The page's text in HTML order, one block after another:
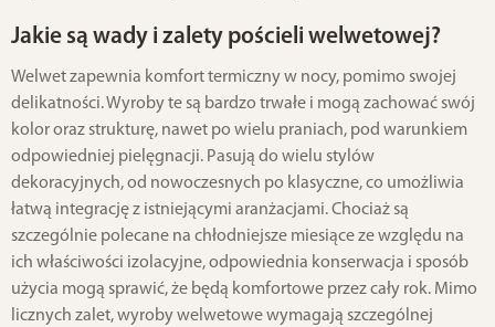
Jakie są wady i zalety pościeli welwetowej?
Welwet zapewnia komfort termiczny w nocy, pomimo swojej
delikatności. Wyroby te są bardzo trwałe i mogą zachować swój
kolor oraz strukturę, nawet po wielu praniach, pod warunkiem
odpowiedniej pielęgnacji. Pasują do wielu stylów
dekoracyjnych, od nowoczesnych po klasyczne, co umożliwia
łatwą integrację z istniejącymi aranżacjami. Chociaż są
szczególnie polecane na chłodniejsze miesiące ze względu na
ich właściwości izolacyjne, odpowiednia konserwacja i sposób
użycia mogą sprawić, że będą komfortowe przez cały rok. Mimo
licznych zalet, wyroby welwetowe wymagają szczególnej